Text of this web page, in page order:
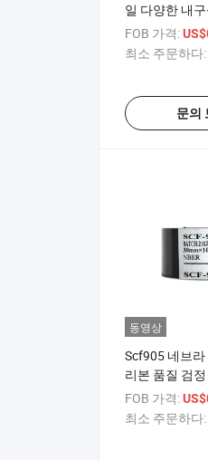
일 다양한 내
FOB 가격:
최소 주문하다:
문의
동영상
Scf905 네브
리본 품질 검
스탬핑 포일
FOB 가격:
최소 주문하다: